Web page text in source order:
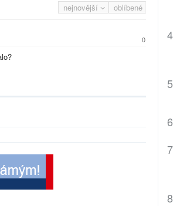
nejnovější oblíbené
0